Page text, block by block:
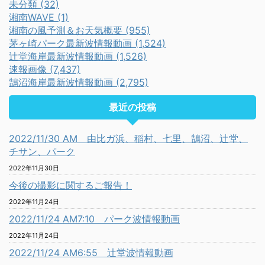
未分類 (32)
湘南WAVE (1)
湘南の風予測＆お天気概要 (955)
茅ヶ崎パーク最新波情報動画 (1,524)
辻堂海岸最新波情報動画 (1,526)
速報画像 (7,437)
鵠沼海岸最新波情報動画 (2,795)
最近の投稿
2022/11/30 AM 由比ガ浜、稲村、七里、鵠沼、辻堂、
チサン、パーク
2022年11月30日
今後の撮影に関するご報告！
2022年11月24日
2022/11/24 AM7:10 パーク波情報動画
2022年11月24日
2022/11/24 AM6:55 辻堂波情報動画